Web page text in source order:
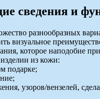
сведения и
разнообразных
визуальное
которое наподобие
из кожи:
подарке;
узоров/вензелей,